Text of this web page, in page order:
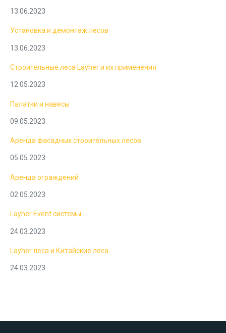
13.06.2023
Установка и демонтаж лесов
13.06.2023
Строительные леса Layher и их применения
12.05.2023
Палатки и навесы
09.05.2023
Аренда фасадных строительных лесов
05.05.2023
Аренда ограждений
02.05.2023
Layher Event системы
24.03.2023
Layher леса и Китайские леса
24.03.2023